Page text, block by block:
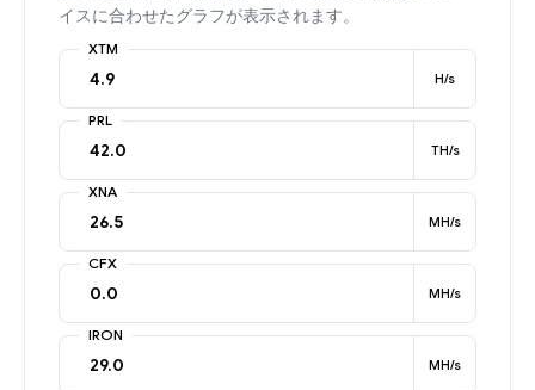
イスに合わせたグラフが表示されます。
XTM
H/s
PRL
TH/s
XNA
MH/s
CFX
MH/s
IRON
MH/s